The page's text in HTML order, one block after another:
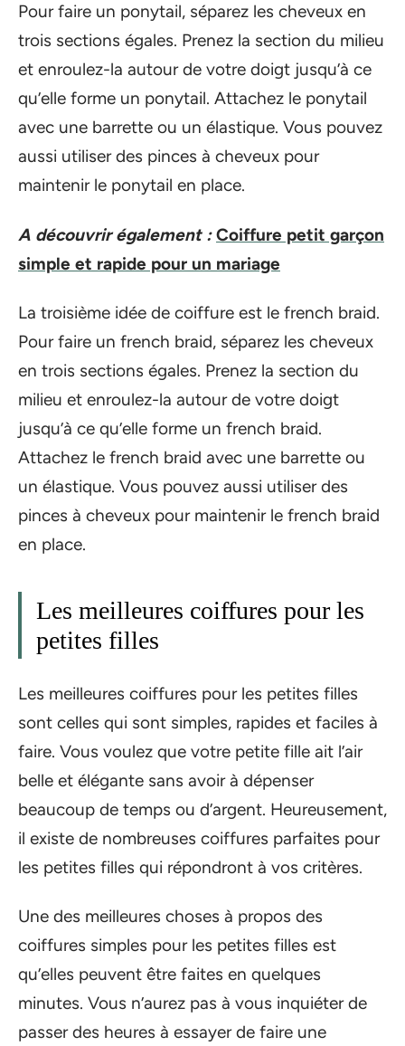
Pour faire un ponytail, séparez les cheveux en
trois sections égales. Prenez la section du milieu
et enroulez-la autour de votre doigt jusqu’à ce
qu’elle forme un ponytail. Attachez le ponytail
avec une barrette ou un élastique. Vous pouvez
aussi utiliser des pinces à cheveux pour
maintenir le ponytail en place.
A découvrir également : Coiffure petit garçon
simple et rapide pour un mariage
La troisième idée de coiffure est le french braid.
Pour faire un french braid, séparez les cheveux
en trois sections égales. Prenez la section du
milieu et enroulez-la autour de votre doigt
jusqu’à ce qu’elle forme un french braid.
Attachez le french braid avec une barrette ou
un élastique. Vous pouvez aussi utiliser des
pinces à cheveux pour maintenir le french braid
en place.
Les meilleures coiffures pour les
petites filles
Les meilleures coiffures pour les petites filles
sont celles qui sont simples, rapides et faciles à
faire. Vous voulez que votre petite fille ait l’air
belle et élégante sans avoir à dépenser
beaucoup de temps ou d’argent. Heureusement,
il existe de nombreuses coiffures parfaites pour
les petites filles qui répondront à vos critères.
Une des meilleures choses à propos des
coiffures simples pour les petites filles est
qu’elles peuvent être faites en quelques
minutes. Vous n’aurez pas à vous inquiéter de
passer des heures à essayer de faire une